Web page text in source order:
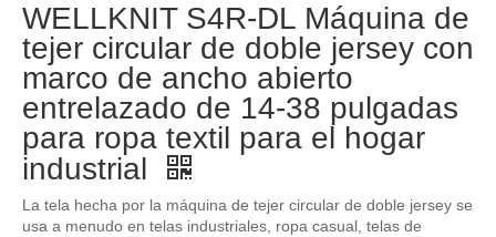
WELLKNIT S4R-DL Máquina de
tejer circular de doble jersey con
marco de ancho abierto
entrelazado de 14-38 pulgadas
para ropa textil para el hogar
industrial
La tela hecha por la máquina de tejer circular de doble jersey se
usa a menudo en telas industriales, ropa casual, telas de